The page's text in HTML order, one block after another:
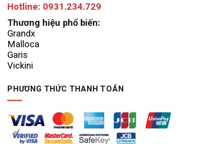
Hotline: 0931.234.729
Thương hiệu phổ biến:
Grandx
Malloca
Garis
Vickini
PHƯƠNG THỨC THANH TOÁN